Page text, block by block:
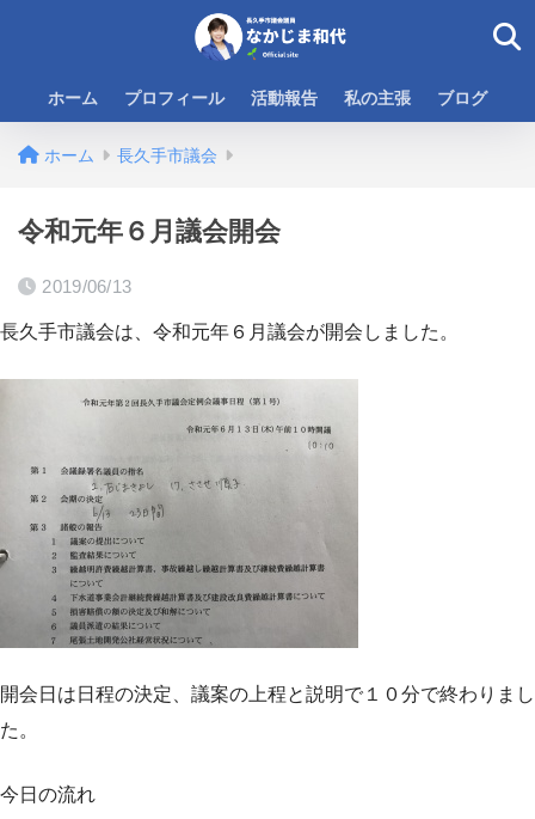
ホーム プロフィール 活動報告 私の主張 ブログ
ホーム 長久手市議会
令和元年６月議会開会
2019/06/13
長久手市議会は、令和元年６月議会が開会しました。
開会日は日程の決定、議案の上程と説明で１０分で終わりまし
た。
今日の流れ